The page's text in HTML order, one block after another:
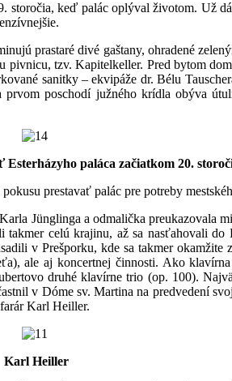
keď palác oplýval životom. Už
prastaré divé gaštany, ohradené
tzv. Kapitelkeller. Pred bytom
sanitky – ekvipáže dr. Bélu
poschodí južného krídla obýva
Esterházyho paláca začiatkom 20.
prestavať palác pre potreby
Jünglinga a odmalička preukazovala
celú krajinu, až sa nasťahovali
v Prešporku, kde sa takmer
ale aj koncertnej činnosti. Ako
druhé klavírne trio (op. 100).
v Dóme sv. Martina na predvedení
Karl Heiller.
Karl Heiller